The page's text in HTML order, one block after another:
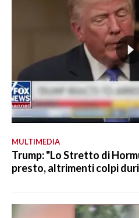
MULTIMEDIA
Trump: "Lo Stretto di
presto, altrimenti colpi